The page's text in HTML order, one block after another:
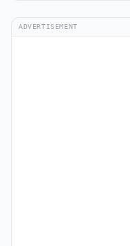
ADVERTISEMENT